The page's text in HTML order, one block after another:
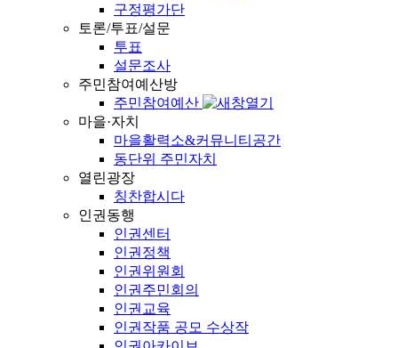
구정평가단
토론/투표/설문
투표
설문조사
주민참여예산방
주민참여예산
마을·자치
마을활력소&커뮤니티공간
동단위 주민자치
열린광장
칭찬합시다
인권동행
인권센터
인권정책
인권위원회
인권주민회의
인권교육
인권작품 공모 수상작